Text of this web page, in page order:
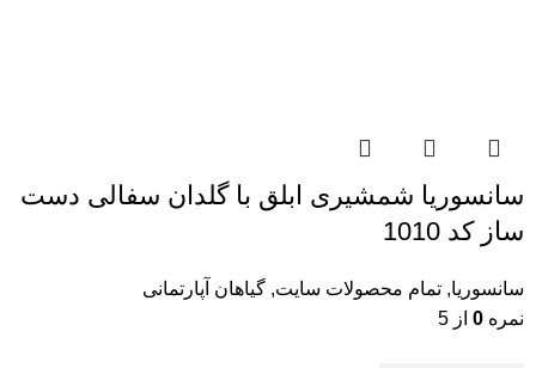
سانسوریا شمشیری ابلق با گلدان سفالی دست
ساز کد 1010
سانسوریا, تمام محصولات سایت, گیاهان آپارتمانی
نمره 0 از 5